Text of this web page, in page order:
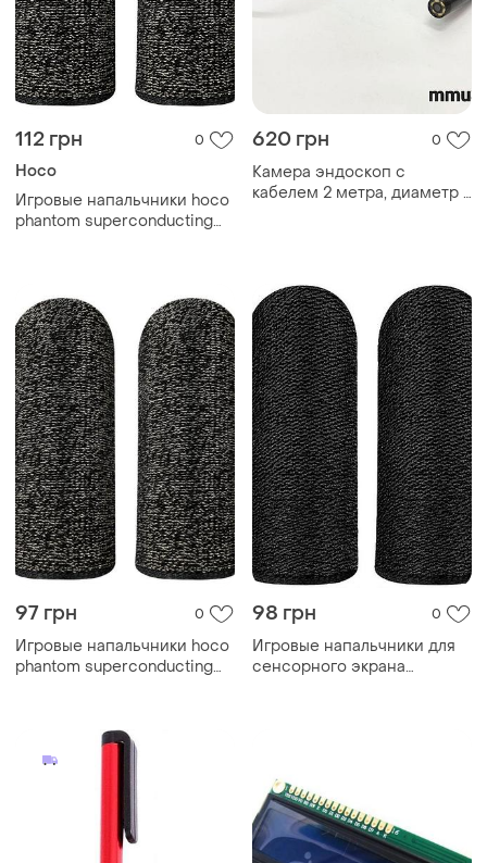
112 грн 0
Hoco
Игровые напальчники hoco
phantom superconducting
620 грн 0
Камера эндоскоп с
кабелем 2 метра, диаметр 7
97 грн 0
Игровые напальчники hoco
phantom superconducting
98 грн 0
Игровые напальчники для
сенсорного экрана